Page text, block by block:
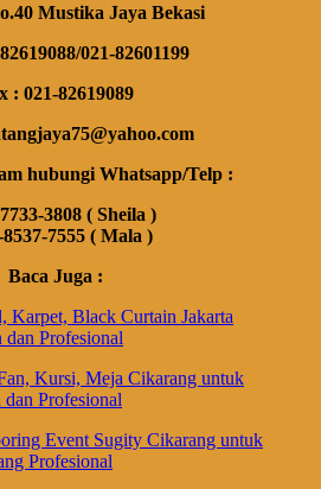
Mustika Jaya Bekasi
021-82601199
: 021-82619089
hubungi Whatsapp/Telp :
3808 ( Sheila )
8537-7555 ( Mala )
Baca Juga :
Karpet, Black Curtain Jakarta
Profesional
Kursi, Meja Cikarang untuk
Profesional
Event Sugity Cikarang untuk
Profesional